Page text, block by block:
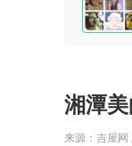
湘潭
来源：吉屋网